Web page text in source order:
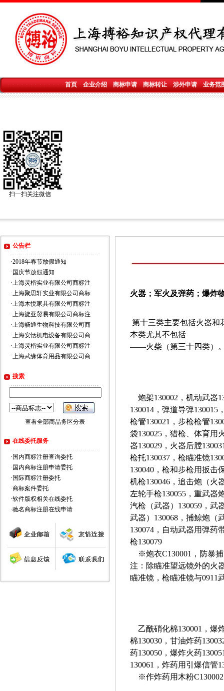
首页 企业介绍 商标申请 商标转让 涉外申请 业务范
公告栏
·2018年春节放假通知
· 国庆节放假通知
·上海灵楷实业有限公司商标注
·上海聚思轩实业有限公司商标
·上海木悦家具有限公司商标注
·上海旋亚贸易有限公司商标注
·上海畅通生物科技有限公司商
·上海安恬机电设备有限公司商
·上海灵楷实业有限公司商标注
·上海武缘体育用品有限公司商
搜索
查看全部商品务区分表
在线委托服务
· 国内商标注册查询委托
· 国内商标注册申请委托
· 国际商标注册委托
·商标案件委托
·软件版权相关在线委托
·驰名商标注册在线申请
火器；军火及弹药；爆炸
第十三类主要包括火器和
本类尤其不包括
——火柴（第三十四类）
炮架130002，机动武器
130014，弹道导弹130015
枪管130021，步枪枪管
袋130025，猎枪、体育用
器130029，火器后膛
枪托130037，枪瞄准镜
130040，枪和步枪用扳击
机枪130046，追击炮（火
左轮手枪130055，重武器
汽枪（武器）130059，武
武器）130068，捕鲸炮（
130074，自动武器用弹药
枪130079
※炮衣C130001，防暴捕
注：除瞄准望远镜外的火
瞄准镜，枪瞄准镜与0911
乙酰硝化棉130001，爆
棉130030，甘油炸药
药130050，爆炸火药
130061，炸药用引爆信管
※作炸药用木粉C130002
扫一扫关注微信